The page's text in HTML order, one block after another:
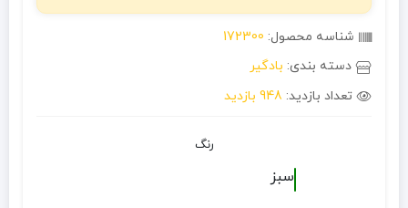
شناسه محصول: 172300
دسته بندی: بادگیر
تعداد بازدید: 948 بازدید
رنگ
سبز